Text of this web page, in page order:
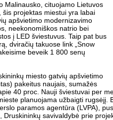
Malinausko, cituojamo Lietuvos
projektas miestui yra labai
apšvietimo modernizavimo
neekonomiškos natrio bei
į LED šviestuvus. Taip pat bus
dviračių takuose link „Snow
beveik 1 800 senų
miesto gatvių apšvietimo
pakeitus naujais, sumažės
40 proc. Nauji šviestuvai per
planuojama užbaigti rugsėjį.
paramos agentūra (LVPA),
savivaldybė prie